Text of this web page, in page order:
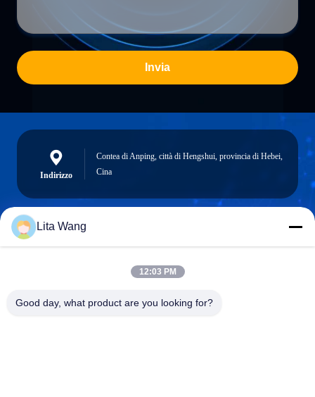
Invia
Indirizzo
Contea di Anping, città di Hengshui, provincia di Hebei,
Cina
lita@screenmeshnet.com
Lita Wang
12:03 PM
Good day, what product are you looking for?